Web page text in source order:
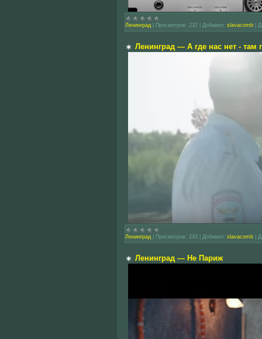
Ленинград Просмотров: 232 Добавил: slavacomb
Ленинград — А где нас нет - там
Ленинград Просмотров: 243 Добавил: slavacomb
Ленинград — Не Париж